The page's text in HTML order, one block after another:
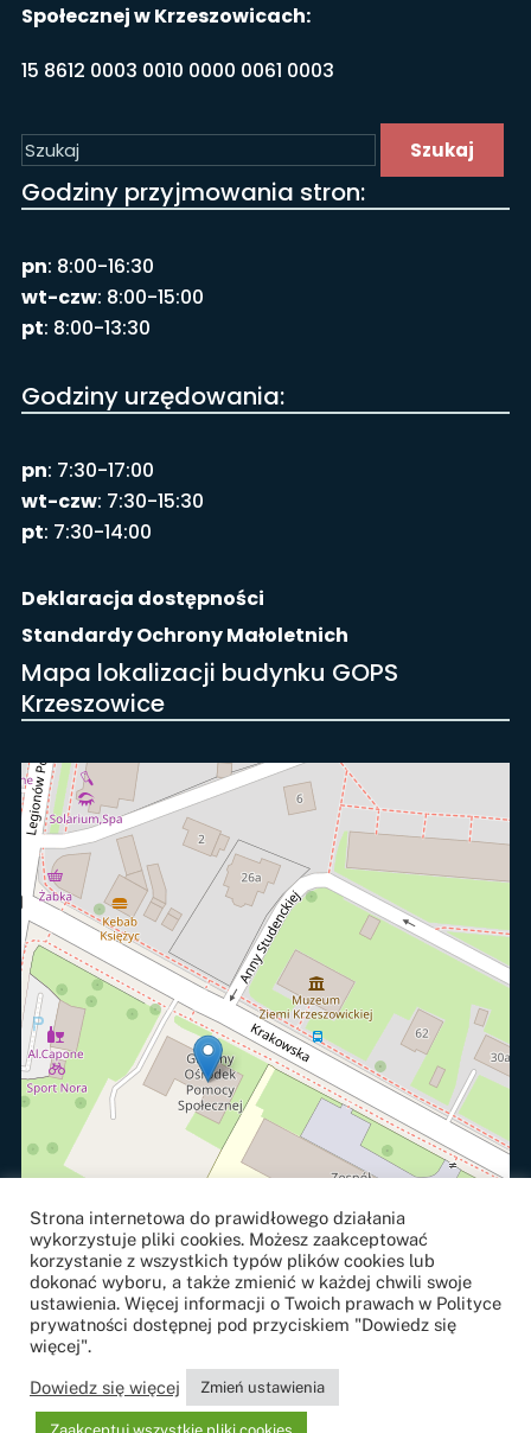
Społecznej w Krzeszowicach:
15 8612 0003 0010 0000 0061 0003
Szukaj
Godziny przyjmowania stron:
pn: 8:00-16:30
wt-czw: 8:00-15:00
pt: 8:00-13:30
Godziny urzędowania:
pn: 7:30-17:00
wt-czw: 7:30-15:30
pt: 7:30-14:00
Deklaracja dostępności
Standardy Ochrony Małoletnich
Mapa lokalizacji budynku GOPS
Krzeszowice
Projekt i realizacjastrony internetowe
Strona internetowa do prawidłowego działania
wykorzystuje pliki cookies. Możesz zaakceptować
korzystanie z wszystkich typów plików cookies lub
dokonać wyboru, a także zmienić w każdej chwili swoje
ustawienia. Więcej informacji o Twoich prawach w Polityce
prywatności dostępnej pod przyciskiem "Dowiedz się
więcej".
Dowiedz się więcej Zmień ustawienia